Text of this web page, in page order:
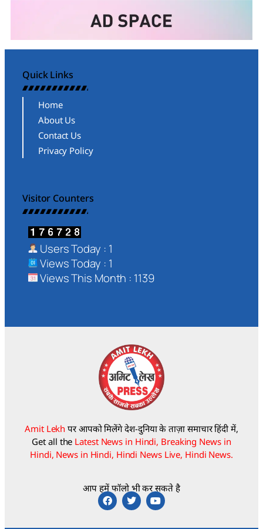
Quick Links
Home
About Us
Contact Us
Privacy Policy
Visitor Counters
Users Today : 1
Views Today : 1
Views This Month : 1139
Amit Lekh पर आपको मिलेंगे देश-दुनिया के ताज़ा समाचार हिंदी में,
Get all the Latest News in Hindi, Breaking News in
Hindi, News in Hindi, Hindi News Live, Hindi News.
आप हमें फॉलो भी कर सकते है